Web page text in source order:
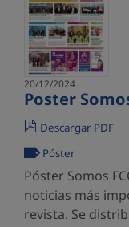
20/12/2024
Poster
Descargar PDF
Póster
Póster Somos
noticias más
revista. Se